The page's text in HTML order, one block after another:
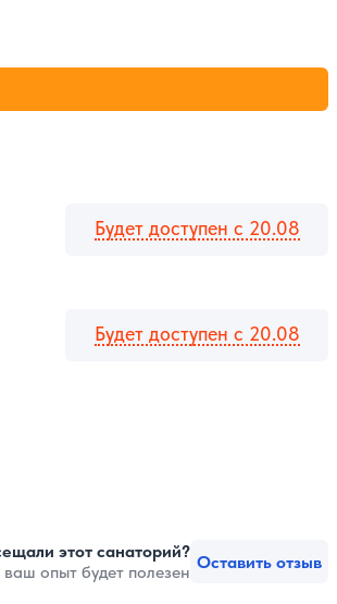
Будет доступен с 20.08
Будет доступен с 20.08
этот санаторий?
опыт будет полезен Оставить отзыв